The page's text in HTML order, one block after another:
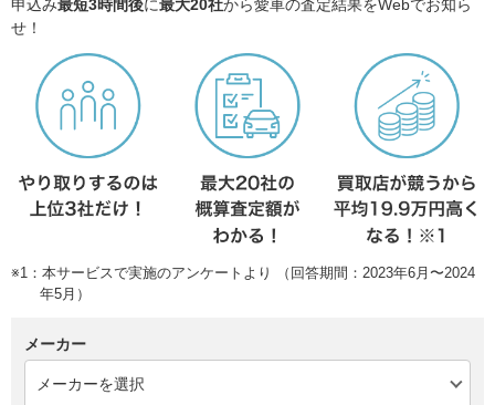
申込み最短3時間後に最大20社から愛車の査定結果をWebでお知ら
せ！
※1：本サービスで実施のアンケートより （回答期間：2023年6月〜2024
年5月）
メーカー